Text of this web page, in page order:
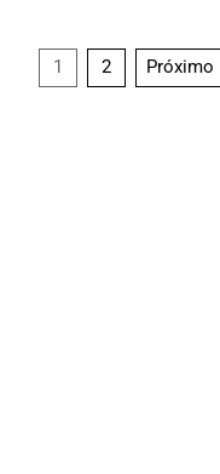
1 2 Próximo